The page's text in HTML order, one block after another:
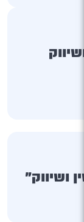
ושיווק"